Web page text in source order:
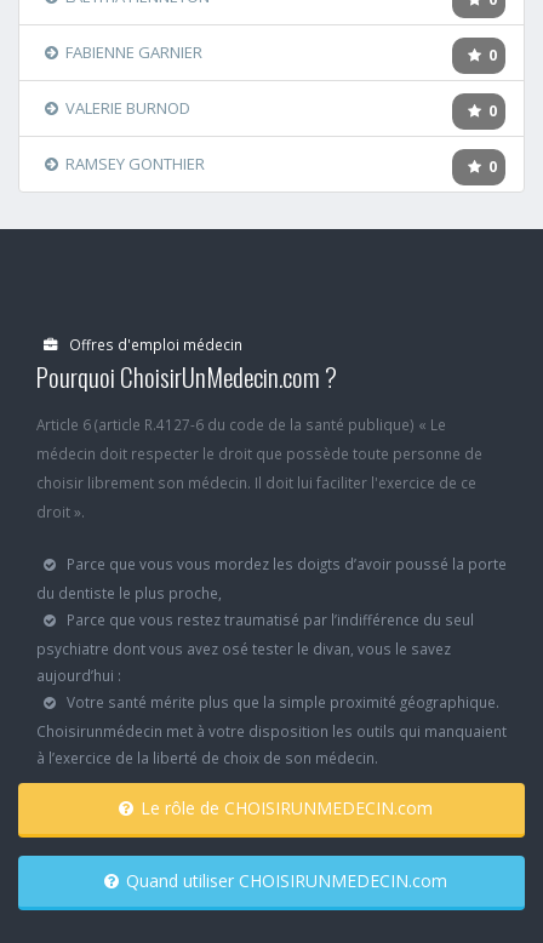
0
FABIENNE GARNIER
0
VALERIE BURNOD
0
RAMSEY GONTHIER
Offres d'emploi médecin
Pourquoi ChoisirUnMedecin.com ?
Article 6 (article R.4127-6 du code de la santé publique) « Le
médecin doit respecter le droit que possède toute personne de
choisir librement son médecin. Il doit lui faciliter l'exercice de ce
droit ».
Parce que vous vous mordez les doigts d’avoir poussé la porte
du dentiste le plus proche,
Parce que vous restez traumatisé par l’indifférence du seul
psychiatre dont vous avez osé tester le divan, vous le savez
aujourd’hui :
Votre santé mérite plus que la simple proximité géographique.
Choisirunmédecin met à votre disposition les outils qui manquaient
à l’exercice de la liberté de choix de son médecin.
Le rôle de CHOISIRUNMEDECIN.com
Quand utiliser CHOISIRUNMEDECIN.com